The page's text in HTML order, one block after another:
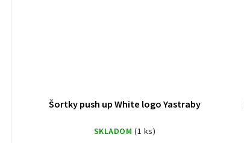
Šortky push up White logo Yastraby
SKLADOM (1 ks)